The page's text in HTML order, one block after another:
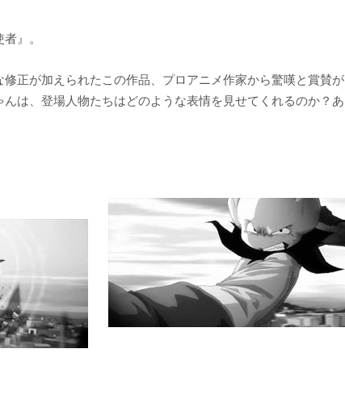
』。
正が加えられたこの作品、プロアニメ作家から驚嘆と賞賛が
は、登場人物たちはどのような表情を見せてくれるのか？あ